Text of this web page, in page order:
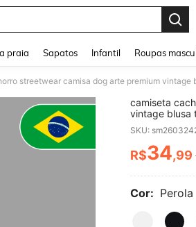
praia Sapatos Infantil Roupas
streetwear camisa dog arte premium vintage
camiseta
vintage blusa
SKU:
R$34,99
Cor: Perola